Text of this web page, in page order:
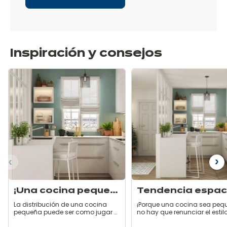
Inspiración y consejos
¡Una cocina pequeña, pero a lo grande!
La distribución de una cocina
pequeña puede ser como jugar al
¡Porque una cocina sea
no hay que renunciar el